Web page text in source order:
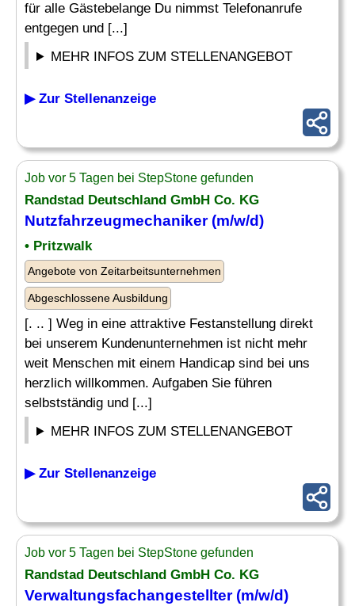
für alle Gästebelange Du nimmst Telefonanrufe
entgegen und [...]
MEHR INFOS ZUM STELLENANGEBOT
▶ Zur Stellenanzeige
Job vor 5 Tagen bei StepStone gefunden
Randstad Deutschland GmbH Co. KG
Nutzfahrzeugmechaniker (m/w/d)
• Pritzwalk
Angebote von Zeitarbeitsunternehmen
Abgeschlossene Ausbildung
[. .. ] Weg in eine attraktive Festanstellung direkt
bei unserem Kundenunternehmen ist nicht mehr
weit Menschen mit einem Handicap sind bei uns
herzlich willkommen. Aufgaben Sie führen
selbstständig und [...]
MEHR INFOS ZUM STELLENANGEBOT
▶ Zur Stellenanzeige
Job vor 5 Tagen bei StepStone gefunden
Randstad Deutschland GmbH Co. KG
Verwaltungsfachangestellter (m/w/d)